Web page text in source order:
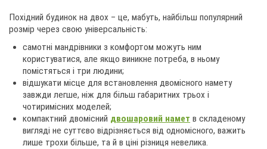
Похідний будинок на двох – це, мабуть, найбільш популярний
розмір через свою універсальність:
самотні мандрівники з комфортом можуть ним
користуватися, але якщо виникне потреба, в ньому
помістяться і три людини;
відшукати місце для встановлення двомісного намету
завжди легше, ніж для більш габаритних трьох і
чотиримісних моделей;
компактний двомісний двошаровий намет в складеному
вигляді не суттєво відрізняється від одномісного, важить
лише трохи більше, та й в ціні різниця невелика.